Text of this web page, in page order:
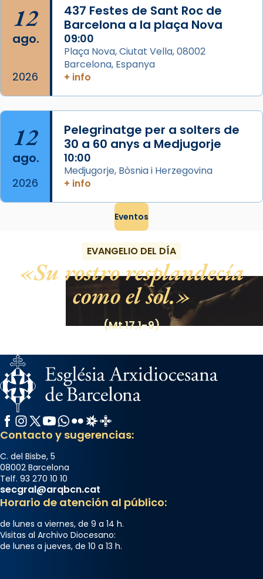
View on Facebook · Share
12
ago.
2026
437 Festes de Sant Roc de
Barcelona a la plaça Nova
09:00
Plaça Nova, Ciutat Vella, 08002
Barcelona, Espanya
+ info
12
ago.
2026
Pelegrinatge per a solters de
30 a 60 anys a Medjugorje
10:00
Medjugorje, Bòsnia i Herzegovina
+ info
Eventos
EVANGELIO DEL DÍA
Su rostro resplandecía
como el sol.
(Mt 17,1-9)
Facebook
Instagram
X / Twitter
YouTube
WhatsApp
FlickrRadio Estel
Catalunya Cristiana
Contacto y sugerencias:
C. del Bisbe, 5
08002 Barcelona
Telf. 93 270 10 10
secgral@arqbcn.cat
Horario de atención al público:
de lunes a viernes, de 9 a 14 h.
Visitas al Archivo Diocesano:
de lunes a jueves, de 10 a 13 h.